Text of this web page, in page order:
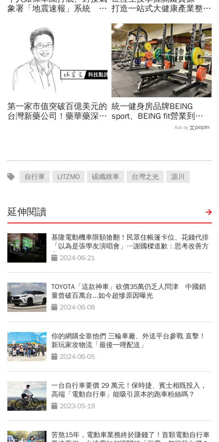
象署「地震速報」系統 台
Physical AI 革命！
打造一站式大健康產業整合
第一家市值突破百億美元的
台灣新藥公司！藥華藥深耕
統一健身房品牌BEING
sport、BEING fit營業到這
天！統一佳佳如何退費、轉
Ads by
自行車 LITZMO 碳纖維車 台灣之光 源川
延伸閱讀
基隆電動機車限額搶翻！民眾住帳篷卡位、花錢代排
「以為是張學友演唱會」…謝國樑道歉：思考改善方
案 2024-06-21
TOYOTA「這款神車」砍價35萬仍乏人問津 中國銷
量曾破百萬台...如今超慘原因曝光
2024-06-08
你的網購全靠他們 三輪車廠、外送平台參戰 直擊！
新玩家攻物流「最後一哩配送」
2024-06-05
一台自行車要價 29 萬元！保時捷、賓士相既投入，
高端「電動自行車」能吸引原本的跑車粉絲嗎？
2023-05-19
苦熬15年，電動車業務終於賺錢了！首顆電動自行車